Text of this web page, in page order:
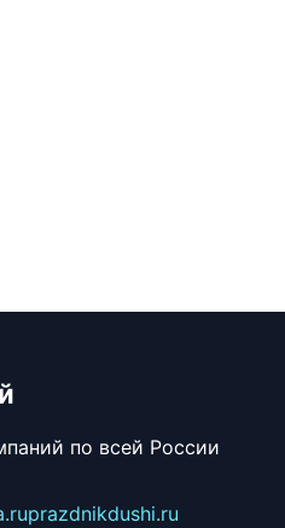
по всей России
prazdnikdushi.ru